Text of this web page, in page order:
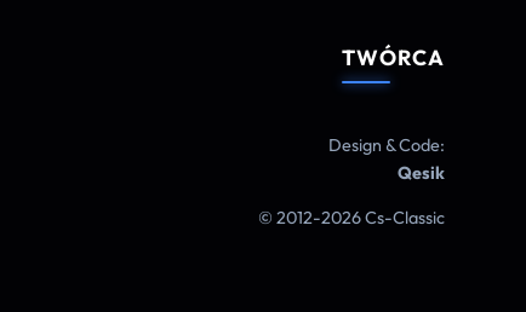
TWÓRCA
Design & Code:
Qesik
© 2012-2026 Cs-Classic